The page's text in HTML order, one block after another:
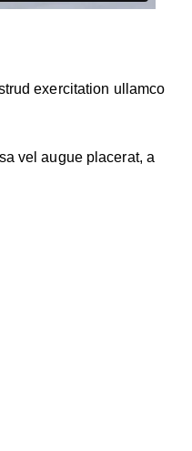
exercitation ullamco
vel augue placerat, a